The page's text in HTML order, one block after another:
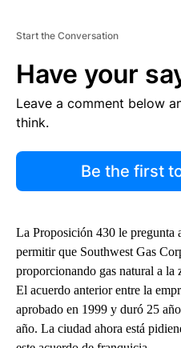
Start the Conversation
Have your
Leave a comment below
think.
Be the first
La Proposición 430 le pregunta
permitir que Southwest Gas
proporcionando gas natural a la
El acuerdo anterior entre la
aprobado en 1999 y duró 25
año. La ciudad ahora está